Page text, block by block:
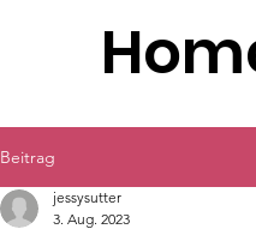
Beitrag
jessysutter
3. Aug. 2023